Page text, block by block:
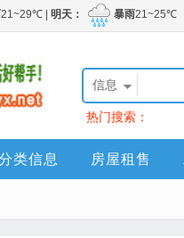
信息
热门搜索：
类信息 房屋租售